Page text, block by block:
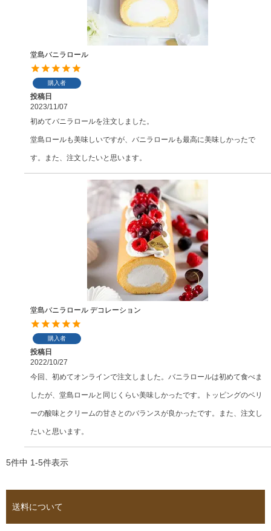
堂島バニラロール
購入者
投稿日
2023/11/07
初めてバニラロールを注文しました。
堂島ロールも美味しいですが、バニラロールも最高に美味しかったで
す。また、注文したいと思います。
堂島バニラロール デコレーション
購入者
投稿日
2022/10/27
今回、初めてオンラインで注文しました。バニラロールは初めて食べま
したが、堂島ロールと同じくらい美味しかったです。トッピングのベリ
ーの酸味とクリームの甘さとのバランスが良かったです。また、注文し
たいと思います。
5件中 1-5件表示
送料について